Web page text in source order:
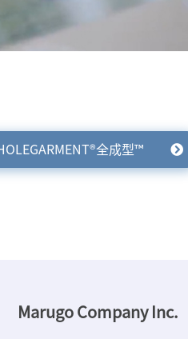
®全成型™
Marugo Company Inc.